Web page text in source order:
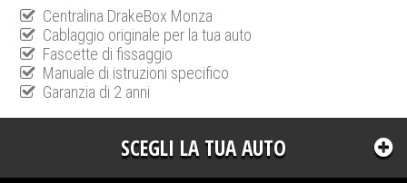
Centralina DrakeBox Monza
Cablaggio originale per la tua auto
Fascette di fissaggio
Manuale di istruzioni specifico
Garanzia di 2 anni
SCEGLI LA TUA AUTO